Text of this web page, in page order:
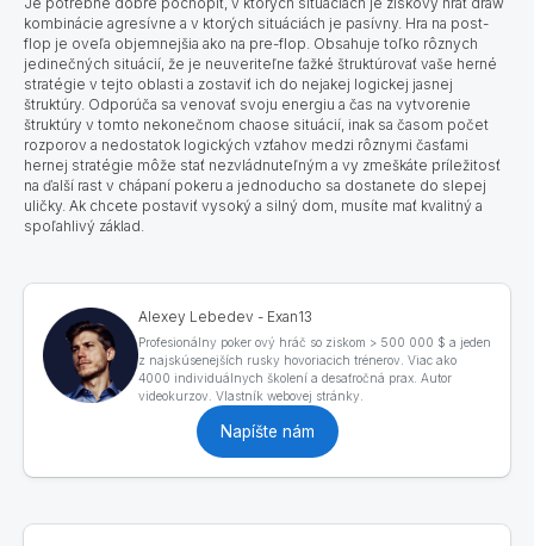
kombinácie agresívne a v ktorých situáciách je pasívny. Hra na post-
flop je oveľa objemnejšia ako na pre-flop. Obsahuje toľko rôznych
jedinečných situácií, že je neuveriteľne ťažké štruktúrovať vaše herné
stratégie v tejto oblasti a zostaviť ich do nejakej logickej jasnej
štruktúry. Odporúča sa venovať svoju energiu a čas na vytvorenie
štruktúry v tomto nekonečnom chaose situácií, inak sa časom počet
rozporov a nedostatok logických vzťahov medzi rôznymi časťami
hernej stratégie môže stať nezvládnuteľným a vy zmeškáte príležitosť
na ďalší rast v chápaní pokeru a jednoducho sa dostanete do slepej
uličky. Ak chcete postaviť vysoký a silný dom, musíte mať kvalitný a
spoľahlivý základ.
Alexey Lebedev - Exan13
Profesionálny poker ový hráč so ziskom > 500 000 $ a jeden
z najskúsenejších rusky hovoriacich trénerov. Viac ako
4000 individuálnych školení a desaťročná prax. Autor
videokurzov. Vlastník webovej stránky.
Napíšte nám